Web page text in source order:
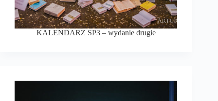
KALENDARZ SP3 – wydanie drugie